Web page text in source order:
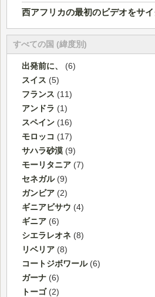
西アフリカの最初のビデオをサ
すべての国 (緯度別)
出発前に、
(6)
スイス (5)
フランス (11)
アンドラ (1)
スペイン (16)
モロッコ (17)
サハラ砂漠 (9)
モーリタニア (7)
セネガル(9)
ガンビア (2)
ギニアビサウ (4)
ギニア (6)
シエラレオネ (8)
リベリア (8)
コートジボワール(6)
ガーナ (6)
トーゴ(2)